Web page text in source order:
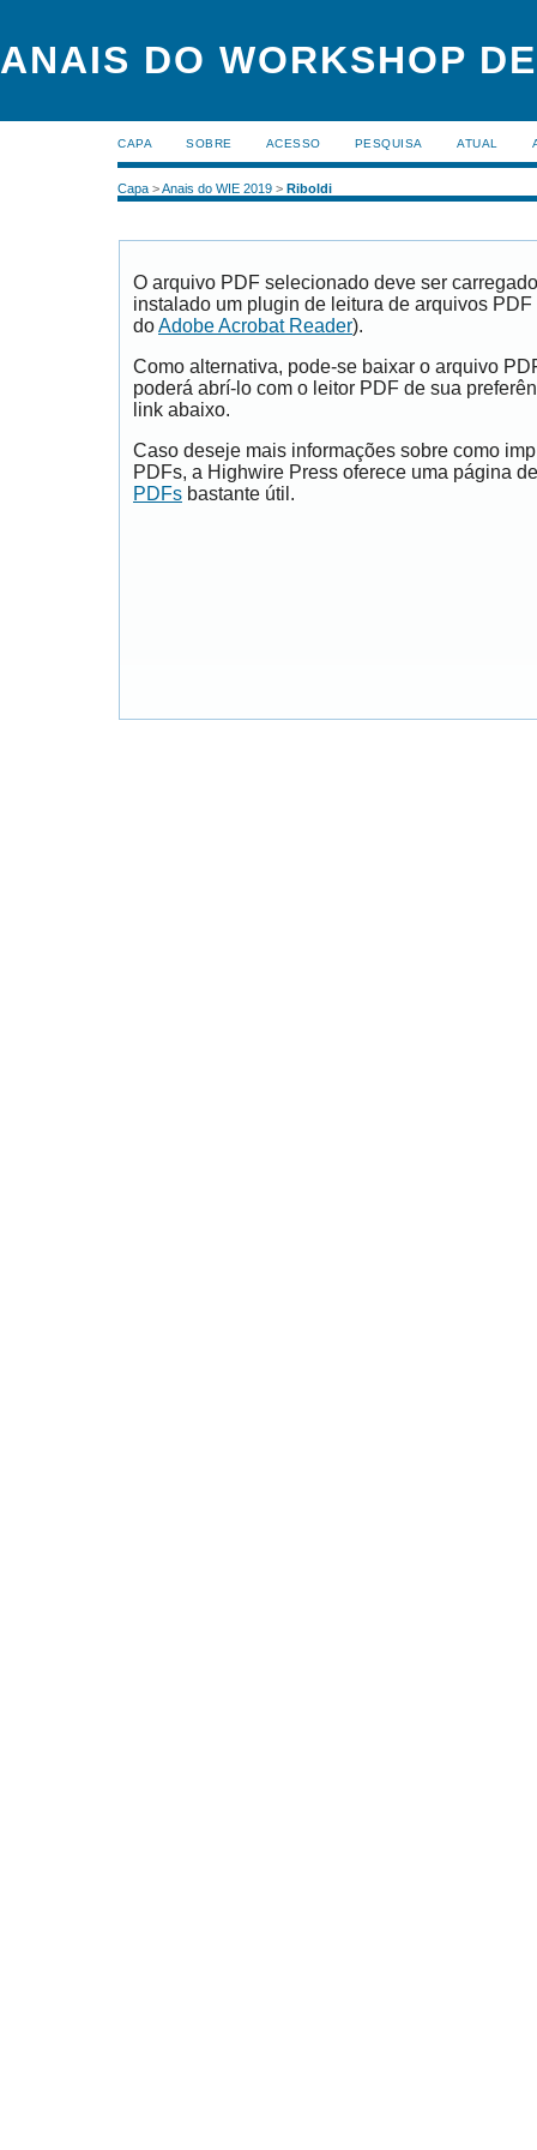
ANAIS DO WORKSHOP
CAPA SOBRE ACESSO PESQUISA ATUAL
Capa >Anais do WIE 2019 > Riboldi
O arquivo PDF selecionado deve ser
instalado um plugin de leitura de arquivos
doAdobe Acrobat Reader).
Como alternativa, pode-se baixar o arquivo
poderá abrí-lo com o leitor PDF de sua
link abaixo.
Caso deseje mais informações sobre como
PDFs, a Highwire Press oferece uma página
PDFs bastante útil.